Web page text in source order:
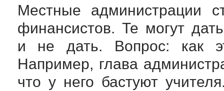
Местные администрации
финансистов. Те могут
и не дать. Вопрос: как
Например, глава
что у него бастуют